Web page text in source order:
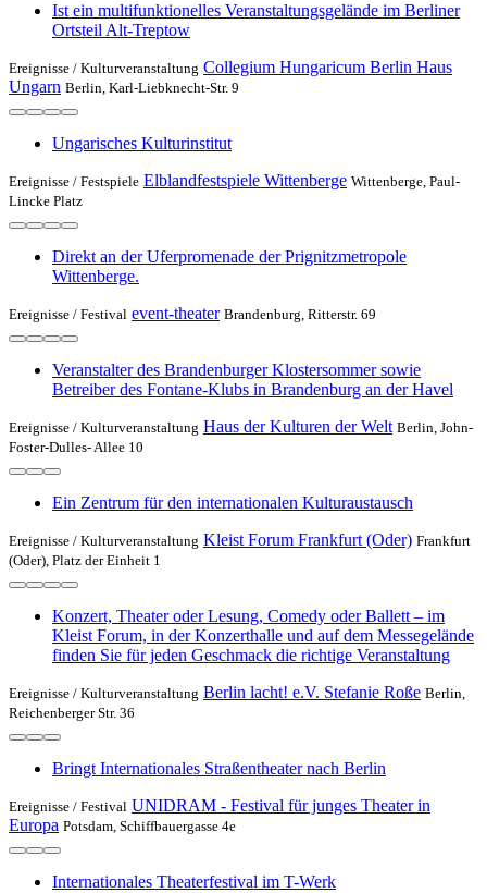
Ist ein multifunktionelles Veranstaltungsgelände im Berliner
Ortsteil Alt-Treptow
Ereignisse / Kulturveranstaltung Collegium Hungaricum Berlin Haus
Ungarn Berlin, Karl-Liebknecht-Str. 9
Ungarisches Kulturinstitut
Ereignisse / Festspiele Elblandfestspiele Wittenberge Wittenberge, Paul-
Lincke Platz
Direkt an der Uferpromenade der Prignitzmetropole
Wittenberge.
Ereignisse / Festival event-theater Brandenburg, Ritterstr. 69
Veranstalter des Brandenburger Klostersommer sowie
Betreiber des Fontane-Klubs in Brandenburg an der Havel
Ereignisse / Kulturveranstaltung Haus der Kulturen der Welt Berlin, John-
Foster-Dulles- Allee 10
Ein Zentrum für den internationalen Kulturaustausch
Ereignisse / Kulturveranstaltung Kleist Forum Frankfurt (Oder) Frankfurt
(Oder), Platz der Einheit 1
Konzert, Theater oder Lesung, Comedy oder Ballett – im
Kleist Forum, in der Konzerthalle und auf dem Messegelände
finden Sie für jeden Geschmack die richtige Veranstaltung
Ereignisse / Kulturveranstaltung Berlin lacht! e.V. Stefanie Roße Berlin,
Reichenberger Str. 36
Bringt Internationales Straßentheater nach Berlin
Ereignisse / Festival UNIDRAM - Festival für junges Theater in
Europa Potsdam, Schiffbauergasse 4e
Internationales Theaterfestival im T-Werk